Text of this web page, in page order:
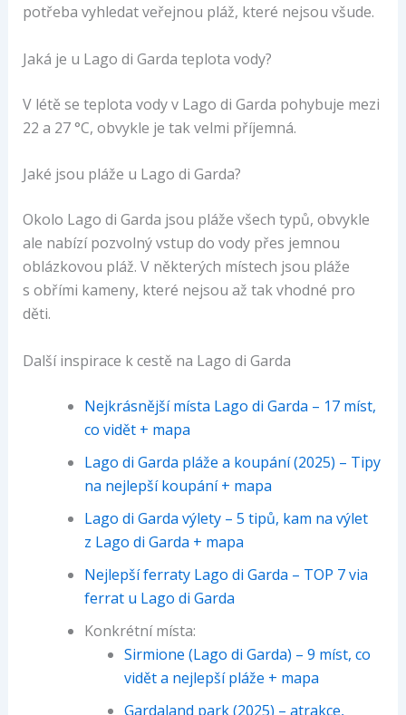
potřeba vyhledat veřejnou pláž, které nejsou všude.
Jaká je u Lago di Garda teplota vody?
V létě se teplota vody v Lago di Garda pohybuje mezi
22 a 27 °C, obvykle je tak velmi příjemná.
Jaké jsou pláže u Lago di Garda?
Okolo Lago di Garda jsou pláže všech typů, obvykle
ale nabízí pozvolný vstup do vody přes jemnou
oblázkovou pláž. V některých místech jsou pláže
s obřími kameny, které nejsou až tak vhodné pro
děti.
Další inspirace k cestě na Lago di Garda
Nejkrásnější místa Lago di Garda – 17 míst,
co vidět + mapa
Lago di Garda pláže a koupání (2025) – Tipy
na nejlepší koupání + mapa
Lago di Garda výlety – 5 tipů, kam na výlet
z Lago di Garda + mapa
Nejlepší ferraty Lago di Garda – TOP 7 via
ferrat u Lago di Garda
Konkrétní místa:
Sirmione (Lago di Garda) – 9 míst, co
vidět a nejlepší pláže + mapa
Gardaland park (2025) – atrakce,